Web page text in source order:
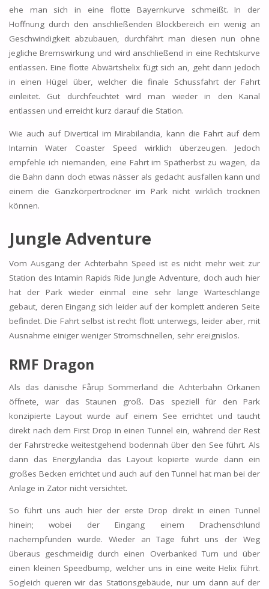
ehe man sich in eine flotte Bayernkurve schmeißt. In der
Hoffnung durch den anschließenden Blockbereich ein wenig an
Geschwindigkeit abzubauen, durchfährt man diesen nun ohne
jegliche Bremswirkung und wird anschließend in eine Rechtskurve
entlassen. Eine flotte Abwärtshelix fügt sich an, geht dann jedoch
in einen Hügel über, welcher die finale Schussfahrt der Fahrt
einleitet. Gut durchfeuchtet wird man wieder in den Kanal
entlassen und erreicht kurz darauf die Station.
Wie auch auf Divertical im Mirabilandia, kann die Fahrt auf dem
Intamin Water Coaster Speed wirklich überzeugen. Jedoch
empfehle ich niemanden, eine Fahrt im Spätherbst zu wagen, da
die Bahn dann doch etwas nässer als gedacht ausfallen kann und
einem die Ganzkörpertrockner im Park nicht wirklich trocknen
können.
Jungle Adventure
Vom Ausgang der Achterbahn Speed ist es nicht mehr weit zur
Station des Intamin Rapids Ride Jungle Adventure, doch auch hier
hat der Park wieder einmal eine sehr lange Warteschlange
gebaut, deren Eingang sich leider auf der komplett anderen Seite
befindet. Die Fahrt selbst ist recht flott unterwegs, leider aber, mit
Ausnahme einiger weniger Stromschnellen, sehr ereignislos.
RMF Dragon
Als das dänische Fårup Sommerland die Achterbahn Orkanen
öffnete, war das Staunen groß. Das speziell für den Park
konzipierte Layout wurde auf einem See errichtet und taucht
direkt nach dem First Drop in einen Tunnel ein, während der Rest
der Fahrstrecke weitestgehend bodennah über den See führt. Als
dann das Energylandia das Layout kopierte wurde dann ein
großes Becken errichtet und auch auf den Tunnel hat man bei der
Anlage in Zator nicht versichtet.
So führt uns auch hier der erste Drop direkt in einen Tunnel
hinein; wobei der Eingang einem Drachenschlund
nachempfunden wurde. Wieder an Tage führt uns der Weg
überaus geschmeidig durch einen Overbanked Turn und über
einen kleinen Speedbump, welcher uns in eine weite Helix führt.
Sogleich queren wir das Stationsgebäude, nur um dann auf der